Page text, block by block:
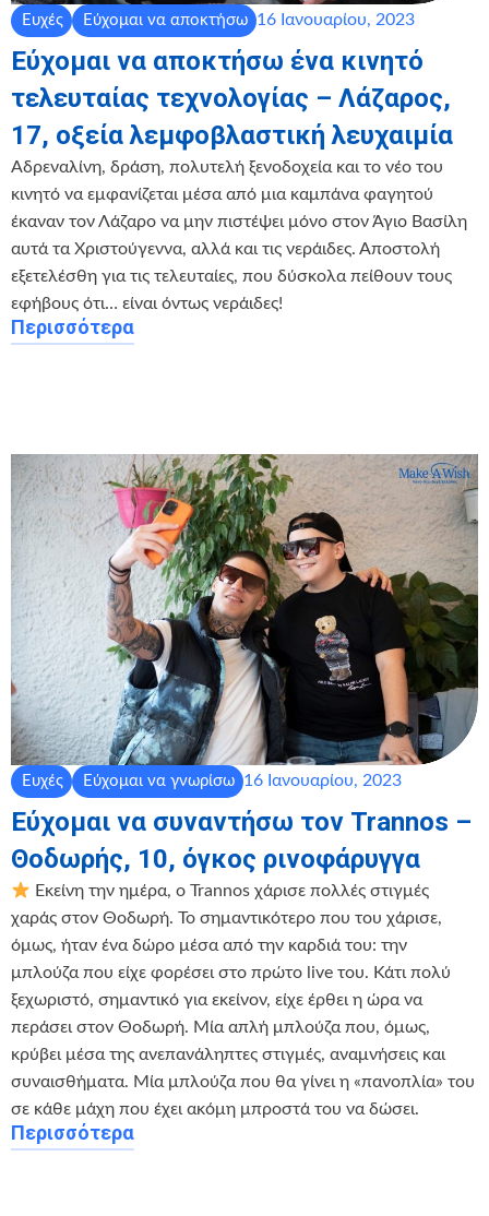
Ευχές Εύχομαι να αποκτήσω 16 Ιανουαρίου, 2023
Εύχομαι να αποκτήσω ένα κινητό
τελευταίας τεχνολογίας – Λάζαρος,
17, οξεία λεμφοβλαστική λευχαιμία
Αδρεναλίνη, δράση, πολυτελή ξενοδοχεία και το νέο του
κινητό να εμφανίζεται μέσα από μια καμπάνα φαγητού
έκαναν τον Λάζαρο να μην πιστέψει μόνο στον Άγιο Βασίλη
αυτά τα Χριστούγεννα, αλλά και τις νεράιδες. Αποστολή
εξετελέσθη για τις τελευταίες, που δύσκολα πείθουν τους
εφήβους ότι… είναι όντως νεράιδες!
Περισσότερα
Ευχές Εύχομαι να γνωρίσω 16 Ιανουαρίου, 2023
Εύχομαι να συναντήσω τον Trannos –
Θοδωρής, 10, όγκος ρινοφάρυγγα
Εκείνη την ημέρα, ο Trannos χάρισε πολλές στιγμές
χαράς στον Θοδωρή. Το σημαντικότερο που του χάρισε,
όμως, ήταν ένα δώρο μέσα από την καρδιά του: την
μπλούζα που είχε φορέσει στο πρώτο live του. Κάτι πολύ
ξεχωριστό, σημαντικό για εκείνον, είχε έρθει η ώρα να
περάσει στον Θοδωρή. Μία απλή μπλούζα που, όμως,
κρύβει μέσα της ανεπανάληπτες στιγμές, αναμνήσεις και
συναισθήματα. Μία μπλούζα που θα γίνει η «πανοπλία» του
σε κάθε μάχη που έχει ακόμη μπροστά του να δώσει.
Περισσότερα